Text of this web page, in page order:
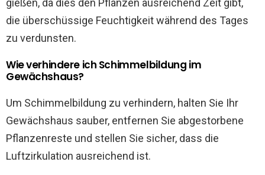
gießen, da dies den Pflanzen ausreichend Zeit gibt,
die überschüssige Feuchtigkeit während des Tages
zu verdunsten.
Wie verhindere ich Schimmelbildung im
Gewächshaus?
Um Schimmelbildung zu verhindern, halten Sie Ihr
Gewächshaus sauber, entfernen Sie abgestorbene
Pflanzenreste und stellen Sie sicher, dass die
Luftzirkulation ausreichend ist.